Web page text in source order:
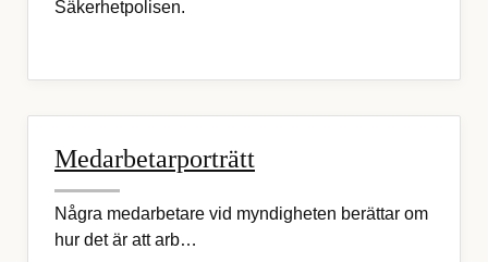
Säkerhetpolisen.
Medarbetarporträtt
Några medarbetare vid myndigheten berättar om
hur det är att arb…